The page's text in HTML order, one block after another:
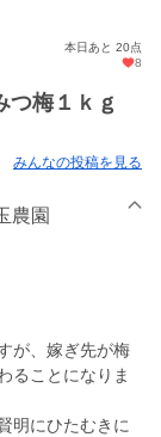
本日あと 20点
8
つ梅１ｋｇ
みんなの投稿を見る
農園
が、嫁ぎ先が梅
ることになりま
明にひたむきに